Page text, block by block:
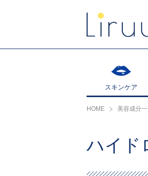
スキンケア
スキンケア
HOME 美容成分
ハイド